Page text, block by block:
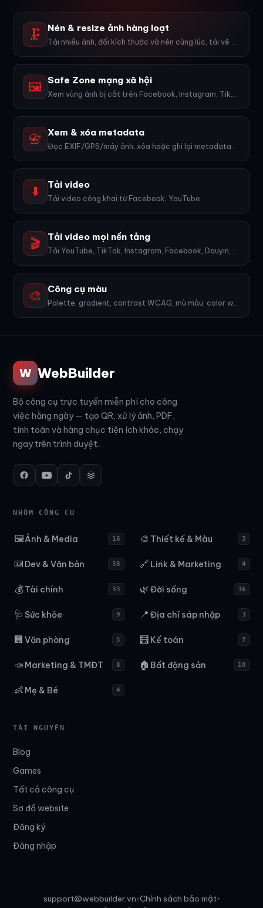
🗜️ Nén & resize ảnh hàng loạt
Tải nhiều ảnh, đổi kích thước và nén cùng lúc, tải về ZIP.
🖼️ Safe Zone mạng xã hội
Xem vùng ảnh bị cắt trên Facebook, Instagram, TikTok, YouTube...
📇 Xem & xóa metadata
Đọc EXIF/GPS/máy ảnh, xóa hoặc ghi lại metadata.
⬇️ Tải video
Tải video công khai từ Facebook, YouTube.
🎬 Tải video mọi nền tảng
Tải YouTube, TikTok, Instagram, Facebook, Douyin, Bilibili, X... 1600+ nền tảng, không watermark.
🎨 Công cụ màu
Palette, gradient, contrast WCAG, mù màu, color wheel, export PNG. 9 công cụ.
W WebBuilder
Bộ công cụ trực tuyến miễn phí cho công
việc hằng ngày — tạo QR, xử lý ảnh, PDF,
tính toán và hàng chục tiện ích khác, chạy
ngay trên trình duyệt.
NHÓM CÔNG CỤ
🖼️Ảnh & Media 16 🎨 Thiết kế & Màu 3
⌨️ Dev & Văn bản 38 🔗 Link & Marketing 4
💰Tài chính 33 🌿Đời sống 36
🩺 Sức khỏe 9 📍 Địa chỉ sáp nhập 3
🏢 Văn phòng 5 🧮 Kế toán 7
📣 Marketing & TMĐT 8 🏠 Bất động sản 10
👶 Mẹ & Bé 4
TÀI NGUYÊN
Blog
Games
Tất cả công cụ
Sơ đồ website
Đăng ký
Đăng nhập
support@webbuilder.vn•Chính sách bảo mật•